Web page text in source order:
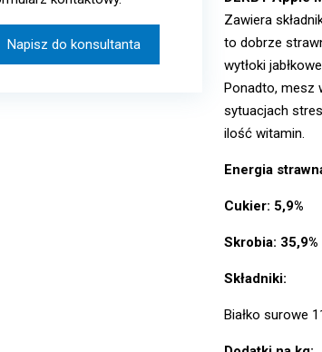
Napisz do konsultanta
Zawiera
to dobrze
wytłoki
Ponadto, mesz
sytuacjach
ilość witamin.
Energia
Cukier: 5,9%
Skrobia: 35,9%
Składniki:
Białko surowe